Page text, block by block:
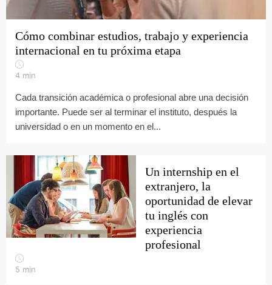
Cómo combinar estudios, trabajo y experiencia
internacional en tu próxima etapa
4 min
Cada transición académica o profesional abre una decisión
importante. Puede ser al terminar el instituto, después la
universidad o en un momento en el...
Un internship en el
extranjero, la
oportunidad de elevar
tu inglés con
experiencia
profesional
5 min